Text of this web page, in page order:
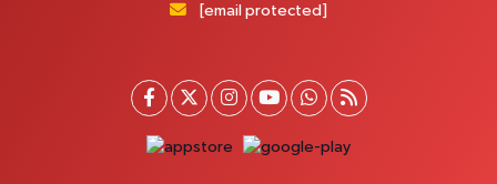
Yol Tarifi Al
Gevaş Eczanesi
ORTA MAH.SAKARYA CAD.GEVAŞ ÇARŞI MERKEZ CAMİ ALTI DÜKKANI
0 (537) 031 18 82 Yol Tarifi Al
[email protected]